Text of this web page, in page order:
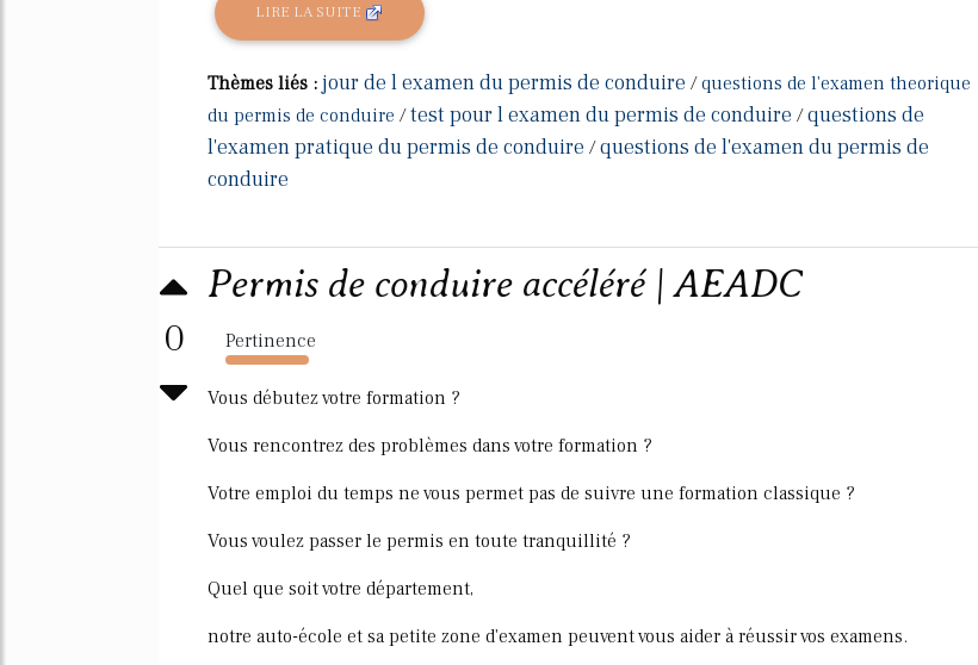
LIRE LA SUITE
Thèmes liés : jour de l examen du permis de conduire /questions de l'examen theorique
du permis de conduire /test pour l examen du permis de conduire /questions de
l'examen pratique du permis de conduire /questions de l'examen du permis de
conduire
0
Permis de conduire accéléré | AEADC
Pertinence
2115%
Vous débutez votre formation ?
Vous rencontrez des problèmes dans votre formation ?
Votre emploi du temps ne vous permet pas de suivre une formation classique ?
Vous voulez passer le permis en toute tranquillité ?
Quel que soit votre département,
notre auto-école et sa petite zone d'examen peuvent vous aider à réussir vos examens.